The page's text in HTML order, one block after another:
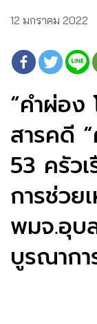
12 มกราคม 2022
“คำผ่อง
สารคดี
53 ครัว
การช่วย
พมจ.อุบ
บูรณากา